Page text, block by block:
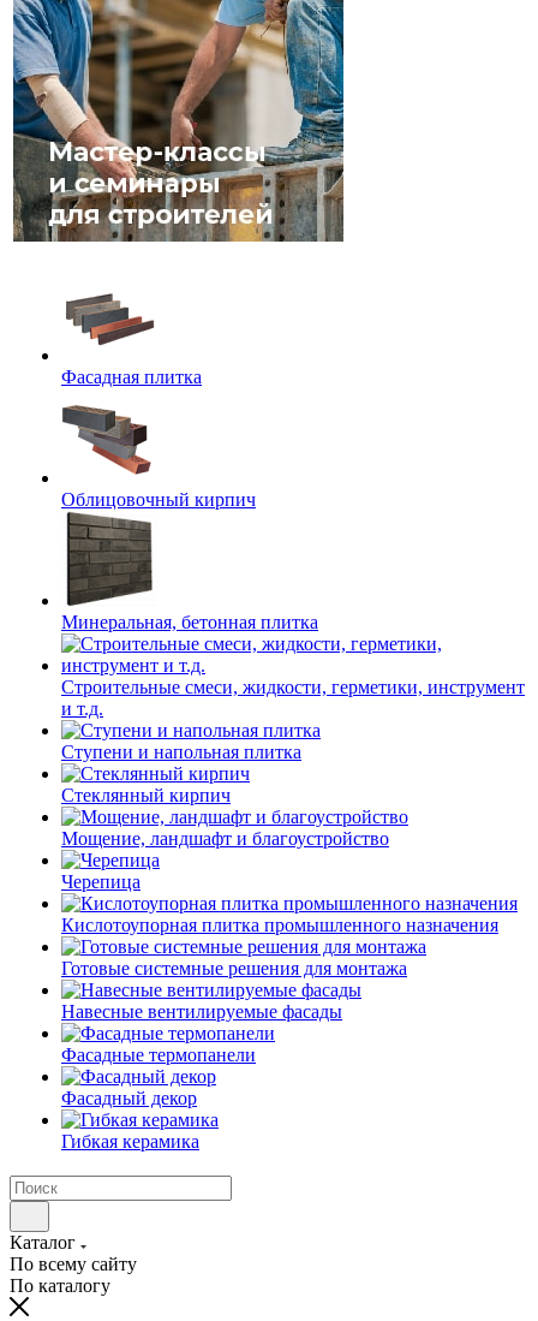
Фасадная плитка
Облицовочный кирпич
Минеральная, бетонная плитка
Строительные смеси, жидкости, герметики, инструмент
и т.д.
Ступени и напольная плитка
Cтеклянный кирпич
Мощение, ландшафт и благоустройство
Черепица
Кислотоупорная плитка промышленного назначения
Готовые системные решения для монтажа
Навесные вентилируемые фасады
Фасадные термопанели
Фасадный декор
Гибкая керамика
Каталог
По всему сайту
По каталогу